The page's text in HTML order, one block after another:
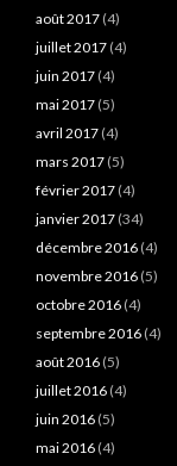
août 2017 (4)
juillet 2017 (4)
juin 2017 (4)
mai 2017 (5)
avril 2017 (4)
mars 2017 (5)
février 2017 (4)
janvier 2017 (34)
décembre 2016 (4)
novembre 2016 (5)
octobre 2016 (4)
septembre 2016 (4)
août 2016 (5)
juillet 2016 (4)
juin 2016 (5)
mai 2016 (4)